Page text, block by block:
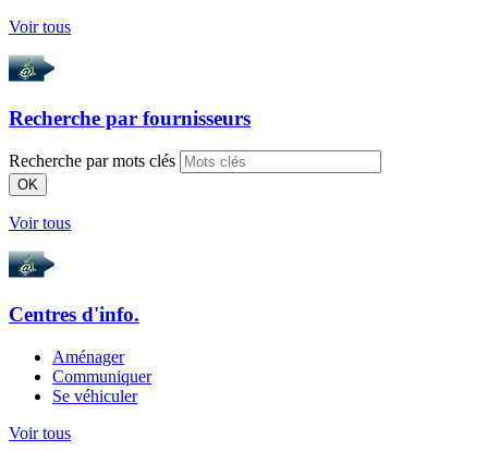
Voir tous
Recherche par fournisseurs
Recherche par mots clés
OK
Voir tous
Centres d'info.
Aménager
Communiquer
Se véhiculer
Voir tous